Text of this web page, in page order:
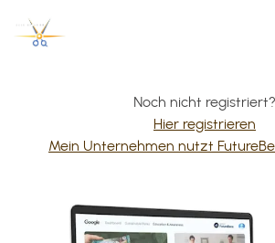
Noch nicht registriert?
Hier registrieren
Mein Unternehmen nutzt